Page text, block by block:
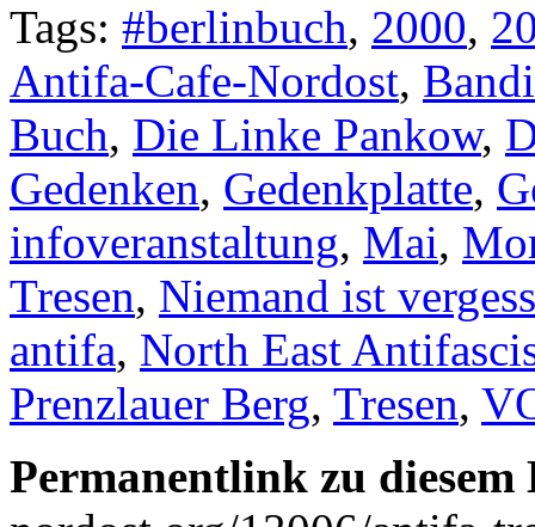
Tags: #berlinbuch, 2000,
Antifa-Cafe-Nordost,
Buch, Die Linke Pankow,
Gedenken, Gedenkplatte,
infoveranstaltung, Mai,
Tresen, Niemand ist
antifa, North East
Prenzlauer Berg, Tresen,
Permanentlink zu